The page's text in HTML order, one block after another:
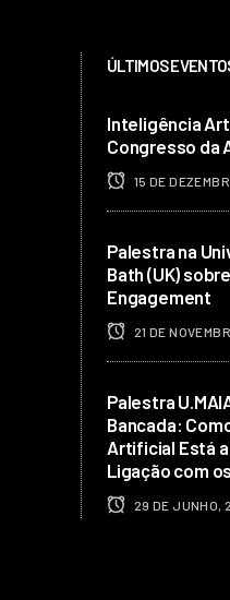
ÚLTIMOS
Inteligência
Congresso da
15 DE
Palestra na
Bath (UK)
Engagement
21 DE
Palestra
Bancada:
Artificial Está
Ligação com
29 DE JUNHO,